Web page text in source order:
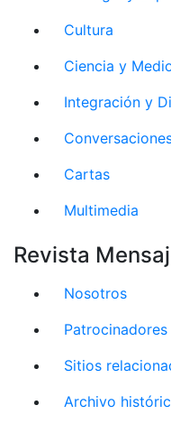
Cultura
Ciencia y
Integración y
Cartas
Multimedia
Revista
Nosotros
Patrocinadores
Sitios
Archivo